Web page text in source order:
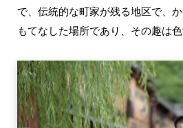
で、伝統的な町家が残る地区で、
もてなした場所であり、その趣は色